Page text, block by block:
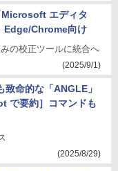
Microsoft エディタ
Edge/Chrome向け
の校正ツールに統合へ
(2025/9/1)
命的な「ANGLE」
で要約］コマンドも
(2025/8/29)